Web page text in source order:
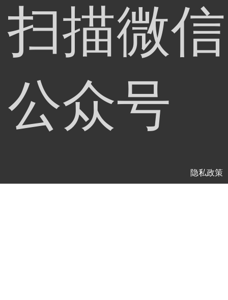
扫描微信
公众号
隐私政策